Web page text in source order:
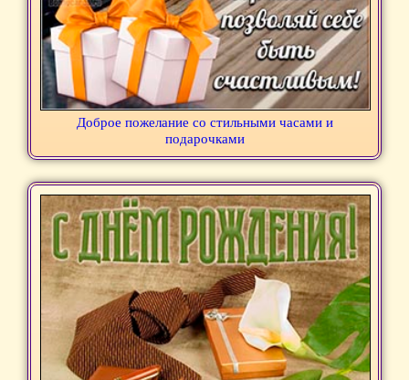
Доброе пожелание со стильными часами и
подарочками